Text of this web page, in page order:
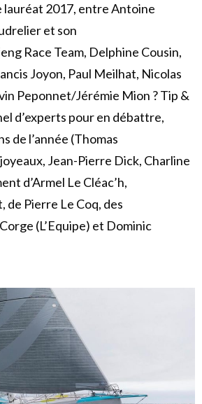
lauréat 2017, entre Antoine
et son
Race Team, Delphine Cousin,
Joyon, Paul Meilhat, Nicolas
Peponnet/Jérémie Mion ? Tip &
d’experts pour en débattre,
de l’année (Thomas
Jean-Pierre Dick, Charline
d’Armel Le Cléac’h,
de Pierre Le Coq, des
(L’Equipe) et Dominic